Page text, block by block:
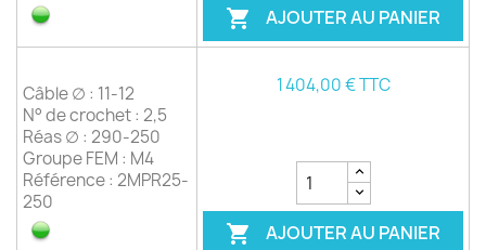
 AJOUTER AU PANIER
Câble ∅ : 11-12
N° de crochet : 2,5
Réas ∅ : 290-250
Groupe FEM : M4
Référence : 2MPR25-
250
1 404,00 € TTC
 AJOUTER AU PANIER